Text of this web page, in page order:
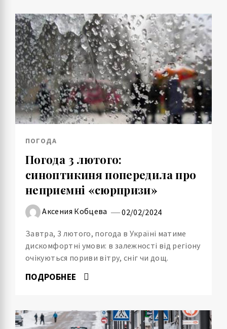
ПОГОДА
Погода 3 лютого:
синоптикиня попередила про
неприємні «сюрпризи»
Аксения Кобцева 02/02/2024
Завтра, 3 лютого, погода в Україні матиме
дискомфортні умови: в залежності від регіону
очікуються пориви вітру, сніг чи дощ.
ПОДРОБНЕЕ